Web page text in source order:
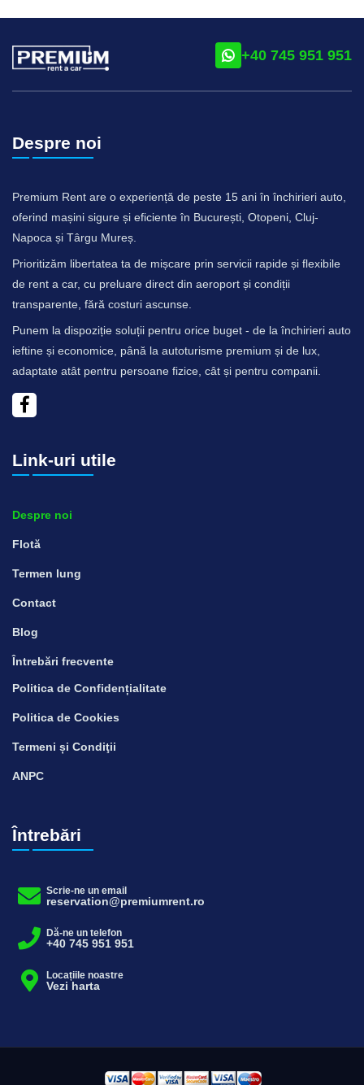
+40 745 951 951
Despre noi
Premium Rent are o experiență de peste 15 ani în închirieri auto,
oferind mașini sigure și eficiente în București, Otopeni, Cluj-
Napoca și Târgu Mureș.
Prioritizăm libertatea ta de mișcare prin servicii rapide și flexibile
de rent a car, cu preluare direct din aeroport și condiții
transparente, fără costuri ascunse.
Punem la dispoziție soluții pentru orice buget - de la închirieri auto
ieftine și economice, până la autoturisme premium și de lux,
adaptate atât pentru persoane fizice, cât și pentru companii.
Link-uri utile
Despre noi
Flotă
Termen lung
Contact
Blog
Întrebări frecvente
Politica de Confidențialitate
Politica de Cookies
Termeni și Condiţii
ANPC
Întrebări
Scrie-ne un email
reservation@premiumrent.ro
Dă-ne un telefon
+40 745 951 951
Locațiile noastre
Vezi harta